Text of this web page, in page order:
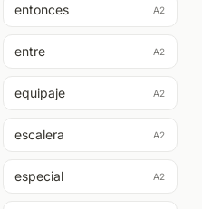
entonces A2
entre A2
equipaje A2
escalera A2
especial A2